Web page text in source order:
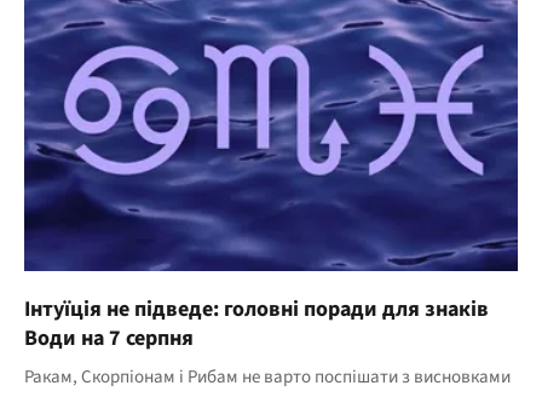
Інтуїція не підведе: головні поради для знаків
Води на 7 серпня
Ракам, Скорпіонам і Рибам не варто поспішати з висновками